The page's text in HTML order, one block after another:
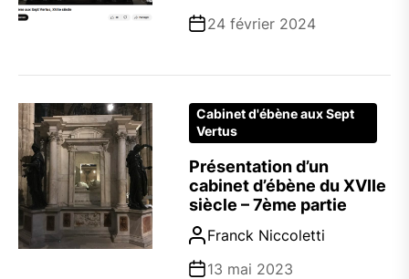
24 février 2024
Cabinet d'ébène aux Sept
Vertus
Présentation d’un
cabinet d’ébène du XVIIe
siècle – 7ème partie
Franck Niccoletti
13 mai 2023